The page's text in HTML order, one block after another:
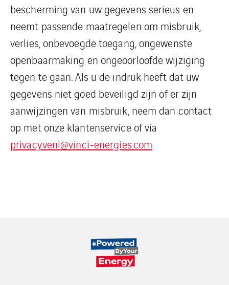
bescherming van uw gegevens serieus en
neemt passende maatregelen om misbruik,
verlies, onbevoegde toegang, ongewenste
openbaarmaking en ongeoorloofde wijziging
tegen te gaan. Als u de indruk heeft dat uw
gegevens niet goed beveiligd zijn of er zijn
aanwijzingen van misbruik, neem dan contact
op met onze klantenservice of via
privacy.venl@vinci-energies.com.